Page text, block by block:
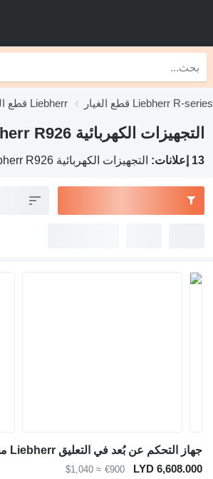
قطع الغيار Liebherr قطع الغيار Liebherr R-series
التجهيزات الكهربائية Liebherr R926 لـ حفارة
13 إعلانات: التجهيزات الكهربائية Liebherr R926 لـ حفارة
LYD 6,608.000
€900
≈ $1,040